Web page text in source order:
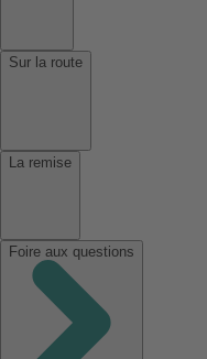
Sur la route
La remise
Foire aux questions